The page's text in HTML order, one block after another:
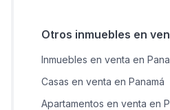
Otros inmuebles en
Inmuebles en venta en
Casas en venta en Panamá
Apartamentos en venta en